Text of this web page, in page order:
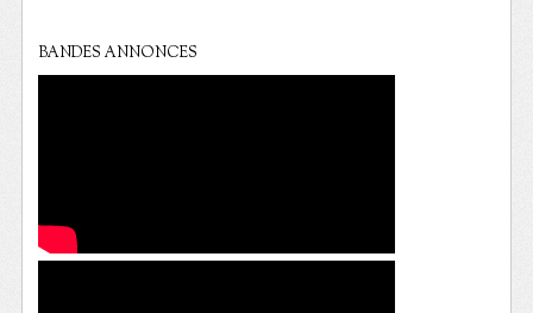
BANDES ANNONCES